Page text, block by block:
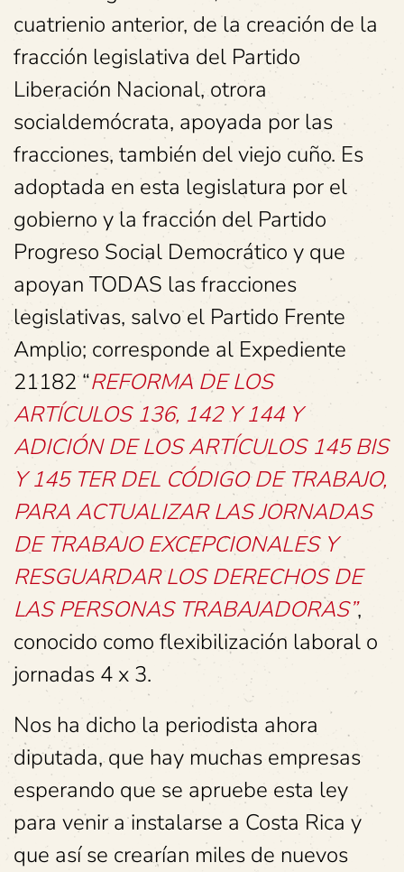
cuatrienio anterior, de la creación de la
fracción legislativa del Partido
Liberación Nacional, otrora
socialdemócrata, apoyada por las
fracciones, también del viejo cuño. Es
adoptada en esta legislatura por el
gobierno y la fracción del Partido
Progreso Social Democrático y que
apoyan TODAS las fracciones
legislativas, salvo el Partido Frente
Amplio; corresponde al Expediente
21182 “REFORMA DE LOS
ARTÍCULOS 136, 142 Y 144 Y
ADICIÓN DE LOS ARTÍCULOS 145 BIS
Y 145 TER DEL CÓDIGO DE TRABAJO,
PARA ACTUALIZAR LAS JORNADAS
DE TRABAJO EXCEPCIONALES Y
RESGUARDAR LOS DERECHOS DE
LAS PERSONAS TRABAJADORAS”,
conocido como flexibilización laboral o
jornadas 4 x 3.
Nos ha dicho la periodista ahora
diputada, que hay muchas empresas
esperando que se apruebe esta ley
para venir a instalarse a Costa Rica y
que así se crearían miles de nuevos